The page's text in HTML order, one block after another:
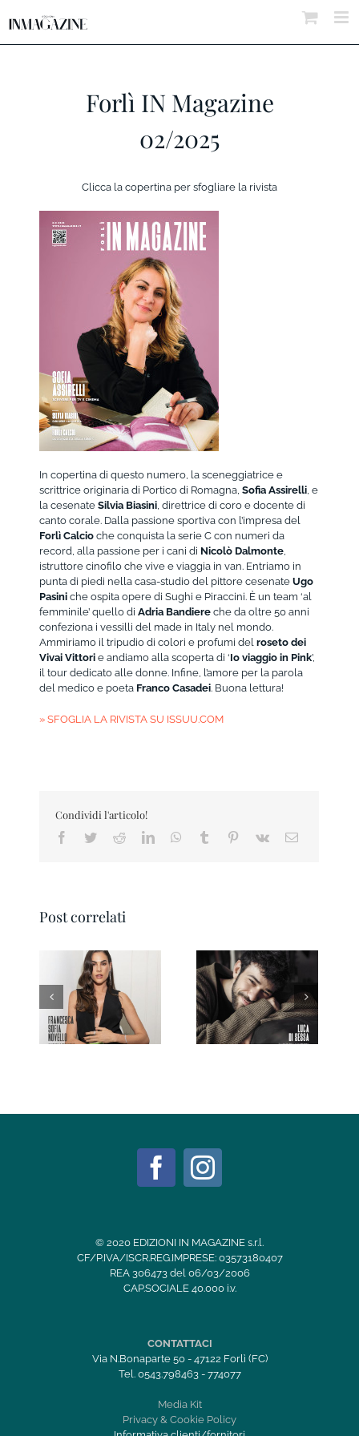
Forlì IN Magazine
02/2025
Clicca la copertina per sfogliare la rivista
In copertina di questo numero, la sceneggiatrice e
scrittrice originaria di Portico di Romagna,Sofia Assirelli, e
la cesenateSilvia Biasini, direttrice di coro e docente di
canto corale. Dalla passione sportiva con l’impresa del
Forlì Calcio che conquista la serie C con numeri da
record, alla passione per i cani di Nicolò Dalmonte,
istruttore cinofilo che vive e viaggia in van. Entriamo in
punta di piedi nella casa-studio del pittore cesenateUgo
Pasini che ospita opere di Sughi e Piraccini. È un team ‘al
femminile’ quello diAdria Bandiere che da oltre 50 anni
confeziona i vessilli del made in Italy nel mondo.
Ammiriamo il tripudio di colori e profumi delroseto dei
Vivai Vittori e andiamo alla scoperta di ‘Io viaggio in Pink’,
il tour dedicato alle donne. Infine, l’amore per la parola
del medico e poeta Franco Casadei. Buona lettura!
» SFOGLIA LA RIVISTA SU ISSUU.COM
Condividi l'articolo!
Facebook
TwitterRedditLinkedInWhatsApp
Tumblr Pinterest
Vk Email
Post correlati
Pesaro IN Magazine
01 2026
Ravenna IN
Magazine 3/2026
© 2020 EDIZIONI IN MAGAZINE s.r.l.
CF/P.IVA/ISCR.REG.IMPRESE: 03573180407
REA 306473 del 06/03/2006
CAP.SOCIALE 40.000 i.v.
CONTATTACI
Via N.Bonaparte 50 - 47122 Forlì (FC)
Tel. 0543.798463 - 774077
Media Kit
Privacy & Cookie Policy